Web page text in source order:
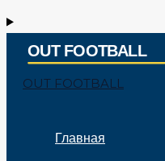
OUT FOOTBALL
Главная